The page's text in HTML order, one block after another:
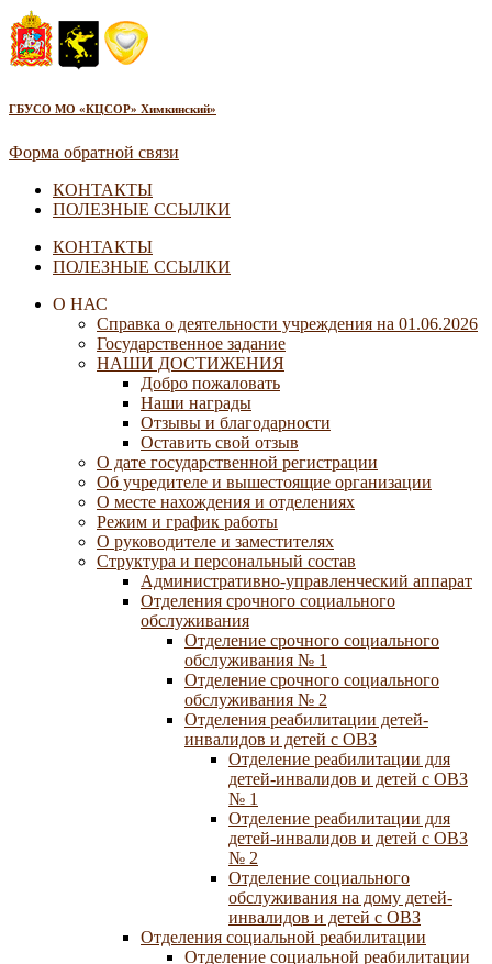
ГБУСО МО «КЦСОР» Химкинский»
Форма обратной связи
КОНТАКТЫ
ПОЛЕЗНЫЕ ССЫЛКИ
КОНТАКТЫ
ПОЛЕЗНЫЕ ССЫЛКИ
О НАС
Справка о деятельности учреждения на 01.06.2026
Государственное задание
НАШИ ДОСТИЖЕНИЯ
Добро пожаловать
Наши награды
Отзывы и благодарности
Оставить свой отзыв
О дате государственной регистрации
Об учредителе и вышестоящие организации
О месте нахождения и отделениях
Режим и график работы
О руководителе и заместителях
Структура и персональный состав
Административно-управленческий аппарат
Отделения срочного социального
обслуживания
Отделение срочного социального
обслуживания № 1
Отделение срочного социального
обслуживания № 2
Отделения реабилитации детей-
инвалидов и детей с ОВЗ
Отделение реабилитации для
детей-инвалидов и детей с ОВЗ
№ 1
Отделение реабилитации для
детей-инвалидов и детей с ОВЗ
№ 2
Отделение социального
обслуживания на дому детей-
инвалидов и детей с ОВЗ
Отделения социальной реабилитации
Отделение социальной реабилитации